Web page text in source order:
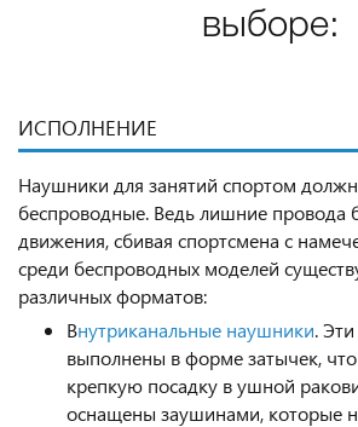
выборе:
ИСПОЛНЕНИЕ
Наушники для занятий спортом
беспроводные. Ведь лишние провода
движения, сбивая спортсмена с
среди беспроводных моделей
различных форматов:
Внутриканальные наушники.
выполнены в форме затычек,
крепкую посадку в ушной
оснащены заушинами, которые